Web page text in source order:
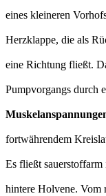
eines kleineren
Herzklappe, die als
eine Richtung fließt.
Pumpvorgangs durch
fortwährendem
Es fließt sauerstoffarm
hintere Holvene. Vom